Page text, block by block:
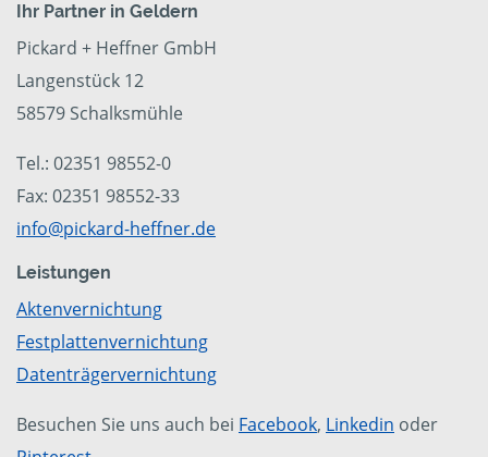
Ihr Partner in Geldern
Pickard + Heffner GmbH
Langenstück 12
58579 Schalksmühle
Tel.: 02351 98552-0
Fax: 02351 98552-33
info@pickard-heffner.de
Leistungen
Aktenvernichtung
Festplattenvernichtung
Datenträgervernichtung
Besuchen Sie uns auch bei Facebook, Linkedin oder